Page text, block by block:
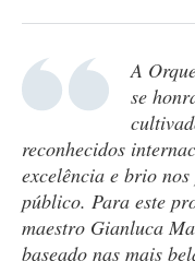
A
se
reconhecidos
excelência e brio
público. Para este
maestro Gianluca
baseado nas mais